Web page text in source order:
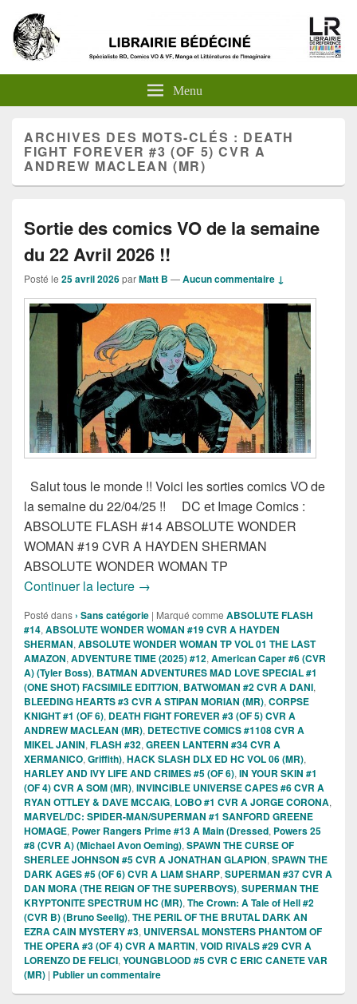
Menu
ARCHIVES DES MOTS-CLÉS : DEATH
FIGHT FOREVER #3 (OF 5) CVR A
ANDREW MACLEAN (MR)
Sortie des comics VO de la semaine
du 22 Avril 2026 !!
Posté le 25 avril 2026parMatt B —Aucun commentaire ↓
Salut tous le monde !! Voici les sorties comics VO de
la semaine du 22/04/25 !! DC et Image Comics :
ABSOLUTE FLASH #14 ABSOLUTE WONDER
WOMAN #19 CVR A HAYDEN SHERMAN
ABSOLUTE WONDER WOMAN TP
Continuer la lecture Sortie des comics VO de la semaine
→
Posté dans › Sans catégorie | Marqué comme ABSOLUTE FLASH
#14, ABSOLUTE WONDER WOMAN #19 CVR A HAYDEN
SHERMAN, ABSOLUTE WONDER WOMAN TP VOL 01 THE LAST
AMAZON, ADVENTURE TIME (2025) #12, American Caper #6 (CVR
A) (Tyler Boss), BATMAN ADVENTURES MAD LOVE SPECIAL #1
(ONE SHOT) FACSIMILE EDIT7ION, BATWOMAN #2 CVR A DANI,
BLEEDING HEARTS #3 CVR A STIPAN MORIAN (MR), CORPSE
KNIGHT #1 (OF 6), DEATH FIGHT FOREVER #3 (OF 5) CVR A
ANDREW MACLEAN (MR), DETECTIVE COMICS #1108 CVR A
MIKEL JANIN, FLASH #32, GREEN LANTERN #34 CVR A
XERMANICO, Griffith), HACK SLASH DLX ED HC VOL 06 (MR),
HARLEY AND IVY LIFE AND CRIMES #5 (OF 6), IN YOUR SKIN #1
(OF 4) CVR A SOM (MR), INVINCIBLE UNIVERSE CAPES #6 CVR A
RYAN OTTLEY & DAVE MCCAIG, LOBO #1 CVR A JORGE CORONA,
MARVEL/DC: SPIDER-MAN/SUPERMAN #1 SANFORD GREENE
HOMAGE, Power Rangers Prime #13 A Main (Dressed, Powers 25
#8 (CVR A) (Michael Avon Oeming), SPAWN THE CURSE OF
SHERLEE JOHNSON #5 CVR A JONATHAN GLAPION, SPAWN THE
DARK AGES #5 (OF 6) CVR A LIAM SHARP, SUPERMAN #37 CVR A
DAN MORA (THE REIGN OF THE SUPERBOYS), SUPERMAN THE
KRYPTONITE SPECTRUM HC (MR), The Crown: A Tale of Hell #2
(CVR B) (Bruno Seelig), THE PERIL OF THE BRUTAL DARK AN
EZRA CAIN MYSTERY #3, UNIVERSAL MONSTERS PHANTOM OF
THE OPERA #3 (OF 4) CVR A MARTIN, VOID RIVALS #29 CVR A
LORENZO DE FELICI, YOUNGBLOOD #5 CVR C ERIC CANETE VAR
(MR) | Publier un commentaire